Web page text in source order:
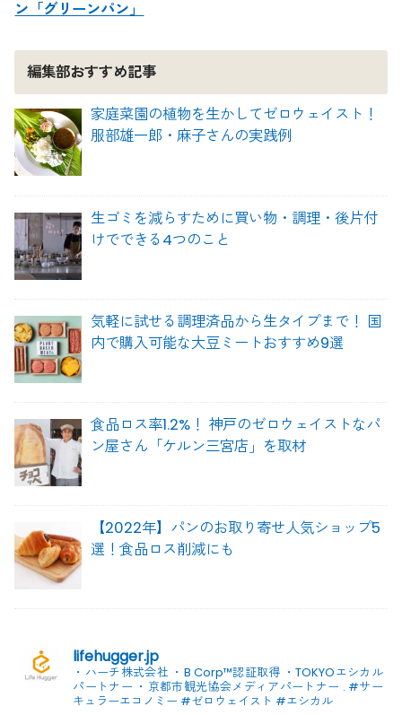
ン「グリーンパン」
編集部おすすめ記事
家庭菜園の植物を生かしてゼロウェイスト！
服部雄一郎・麻子さんの実践例
生ゴミを減らすために買い物・調理・後片付
けでできる4つのこと
気軽に試せる調理済品から生タイプまで！ 国
内で購入可能な大豆ミートおすすめ9選
食品ロス率1.2%！ 神戸のゼロウェイストなパ
ン屋さん「ケルン三宮店」を取材
【2022年】パンのお取り寄せ人気ショップ5
選！食品ロス削減にも
lifehugger.jp
・ハーチ株式会社 ・B Corp™認証取得 ・TOKYOエシカル
パートナー ・京都市観光協会メディアパートナー . #サー
キュラーエコノミー #ゼロウェイスト #エシカル